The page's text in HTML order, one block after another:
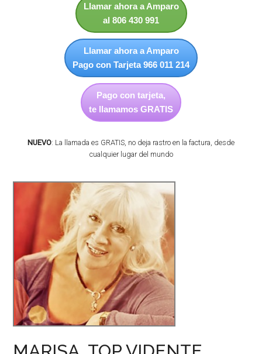
Llamar ahora a Amparo
al 806 430 991
Llamar ahora a Amparo
Pago con Tarjeta 966 011 214
Pago con tarjeta,
te llamamos GRATIS
NUEVO: La llamada es GRATIS, no deja rastro en la factura, desde
cualquier lugar del mundo